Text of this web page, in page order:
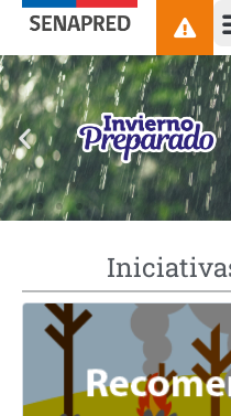
contenido